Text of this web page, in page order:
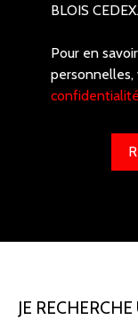
BLOIS CEDEX.
Pour en
confidentialité
JE